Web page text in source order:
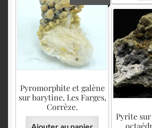
Pyromorphite et galène
sur barytine, Les Farges,
Corrèze.
Ajouter au panier
Pyrite